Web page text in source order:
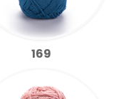
169